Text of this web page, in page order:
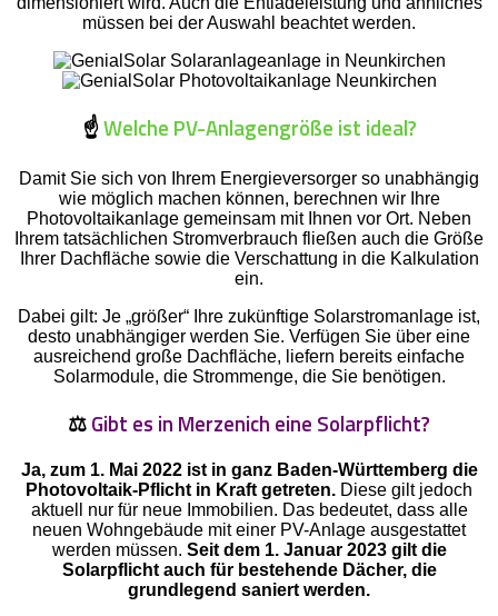
müssen bei der Auswahl beachtet werden.
☝️Welche PV-Anlagengröße ist ideal?
Damit Sie sich von Ihrem Energieversorger so unabhängig
wie möglich machen können, berechnen wir Ihre
Photovoltaikanlage gemeinsam mit Ihnen vor Ort. Neben
Ihrem tatsächlichen Stromverbrauch fließen auch die Größe
Ihrer Dachfläche sowie die Verschattung in die Kalkulation
ein.
Dabei gilt: Je „größer“ Ihre zukünftige Solarstromanlage ist,
desto unabhängiger werden Sie. Verfügen Sie über eine
ausreichend große Dachfläche, liefern bereits einfache
Solarmodule, die Strommenge, die Sie benötigen.
⚖️Gibt es in Merzenich eine Solarpflicht?
Ja, zum 1. Mai 2022 ist in ganz Baden-Württemberg die
Photovoltaik-Pflicht in Kraft getreten. Diese gilt jedoch
aktuell nur für neue Immobilien. Das bedeutet, dass alle
neuen Wohngebäude mit einer PV-Anlage ausgestattet
werden müssen. Seit dem 1. Januar 2023 gilt die
Solarpflicht auch für bestehende Dächer, die
grundlegend saniert werden.